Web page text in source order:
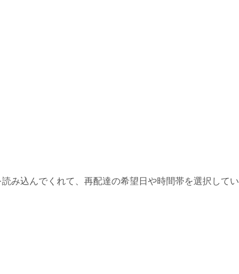
み込んでくれて、再配達の希望日や時間帯を選択してい